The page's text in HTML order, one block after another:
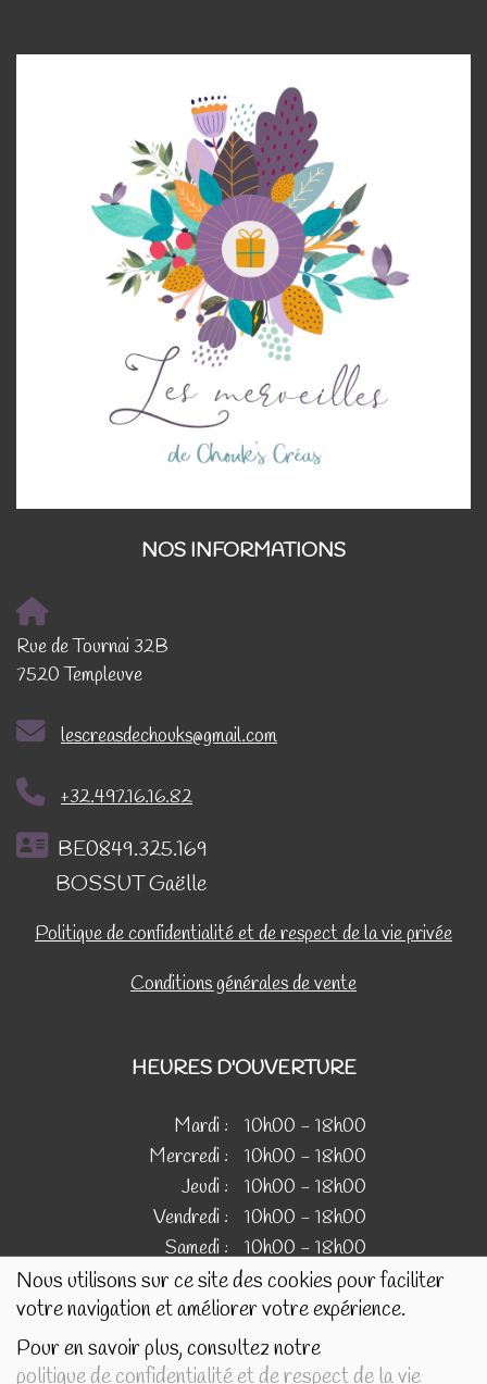
Nous utilisons sur ce site des cookies pour faciliter
votre navigation et améliorer votre expérience.
Pour en savoir plus, consultez notre
politique de confidentialité et de respect de la vie
NOS INFORMATIONS
Rue de Tournai 32B
7520 Templeuve
lescreasdechouks@gmail.com
+32.497.16.16.82
BE0849.325.169
BOSSUT Gaëlle
Politique de confidentialité et de respect de la vie privée
Conditions générales de vente
HEURES D'OUVERTURE
Mardi :
10h00 - 18h00
Mercredi :
10h00 - 18h00
Jeudi :
10h00 - 18h00
Vendredi :
10h00 - 18h00
Samedi :
10h00 - 18h00
IMAGES